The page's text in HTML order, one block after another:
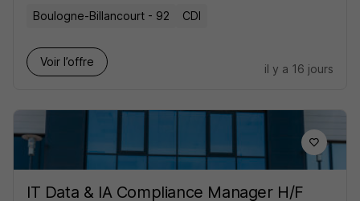
Boulogne-Billancourt - 92 CDI
Voir l’offre
il y a 16 jours
IT Data & IA Compliance Manager H/F